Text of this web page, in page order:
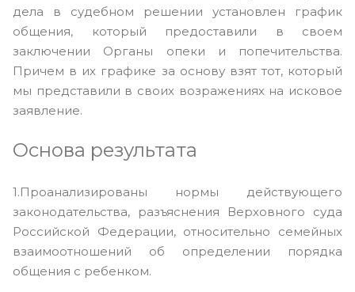
дела в судебном решении установлен график
общения, который предоставили в своем
заключении Органы опеки и попечительства.
Причем в их графике за основу взят тот, который
мы представили в своих возражениях на исковое
заявление.
Основа результата
1.Проанализированы нормы действующего
законодательства, разъяснения Верховного суда
Российской Федерации, относительно семейных
взаимоотношений об определении порядка
общения с ребенком.